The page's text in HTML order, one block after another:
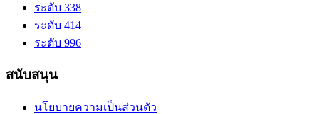
ระดับ 338
ระดับ 414
ระดับ 996
สนับสนุน
นโยบายความเป็นส่วนตัว